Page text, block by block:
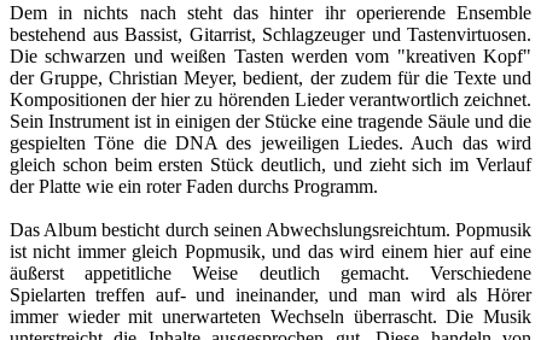
Dem in nichts nach steht das hinter ihr operierende Ensemble
bestehend aus Bassist, Gitarrist, Schlagzeuger und Tastenvirtuosen.
Die schwarzen und weißen Tasten werden vom "kreativen Kopf"
der Gruppe, Christian Meyer, bedient, der zudem für die Texte und
Kompositionen der hier zu hörenden Lieder verantwortlich zeichnet.
Sein Instrument ist in einigen der Stücke eine tragende Säule und die
gespielten Töne die DNA des jeweiligen Liedes. Auch das wird
gleich schon beim ersten Stück deutlich, und zieht sich im Verlauf
der Platte wie ein roter Faden durchs Programm.
Das Album besticht durch seinen Abwechslungsreichtum. Popmusik
ist nicht immer gleich Popmusik, und das wird einem hier auf eine
äußerst appetitliche Weise deutlich gemacht. Verschiedene
Spielarten treffen auf- und ineinander, und man wird als Hörer
immer wieder mit unerwarteten Wechseln überrascht. Die Musik